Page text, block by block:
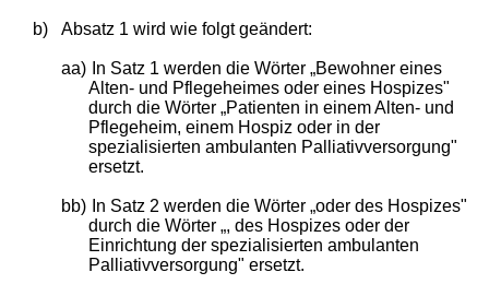
b) Absatz 1 wird wie folgt geändert:
aa)
In Satz 1 werden die Wörter „Bewohner eines
Alten- und Pflegeheimes oder eines Hospizes"
durch die Wörter „Patienten in einem Alten- und
Pflegeheim, einem Hospiz oder in der
spezialisierten ambulanten Palliativversorgung"
ersetzt.
bb)
In Satz 2 werden die Wörter „oder des Hospizes"
durch die Wörter „, des Hospizes oder der
Einrichtung der spezialisierten ambulanten
Palliativversorgung" ersetzt.